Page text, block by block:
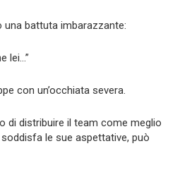
una battuta imbarazzante:
lei…”
con un’occhiata severa.
di distribuire il team come meglio
le sue aspettative, può